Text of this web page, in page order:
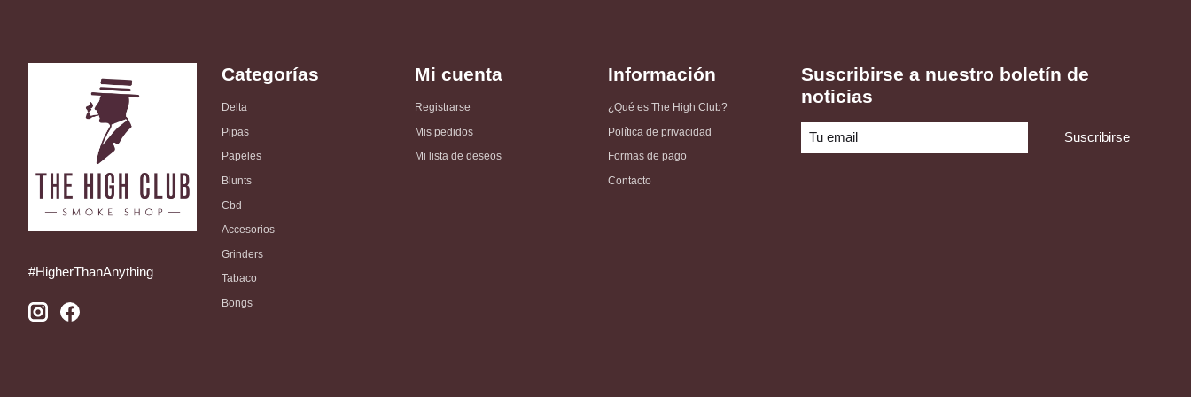
#HigherThanAnything
Categorías
Delta
Pipas
Papeles
Blunts
Cbd
Accesorios
Grinders
Tabaco
Bongs
Mi cuenta
Registrarse
Mis pedidos
Mi lista de deseos
Información
¿Qué es The High Club?
Política de privacidad
Formas de pago
Contacto
Suscribirse a nuestro boletín de
noticias
Suscribirse